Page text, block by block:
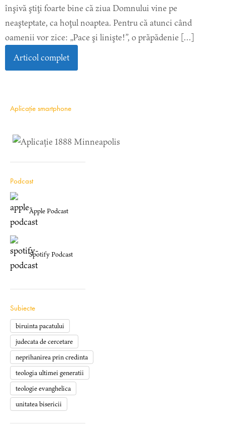
înşivă ştiţi foarte bine că ziua Domnului vine pe
neaşteptate, ca hoţul noaptea. Pentru că atunci când
oamenii vor zice: „Pace şi linişte!”, o prăpădenie […]
Articol complet
Aplicație smartphone
Podcast
Apple Podcast
Spotify Podcast
Subiecte
biruinta pacatului
judecata de cercetare
neprihanirea prin credinta
teologia ultimei generatii
teologie evanghelica
unitatea bisericii